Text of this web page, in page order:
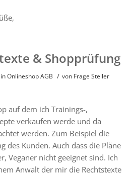
& Shopprüfung
inOnlineshop AGB / von Frage Steller
auf dem ich Trainings-,
verkaufen werde und da
werden. Zum Beispiel die
des Kunden. Auch dass die Pläne
Veganer nicht geeignet sind. Ich
Anwalt der mir die Rechtstexte